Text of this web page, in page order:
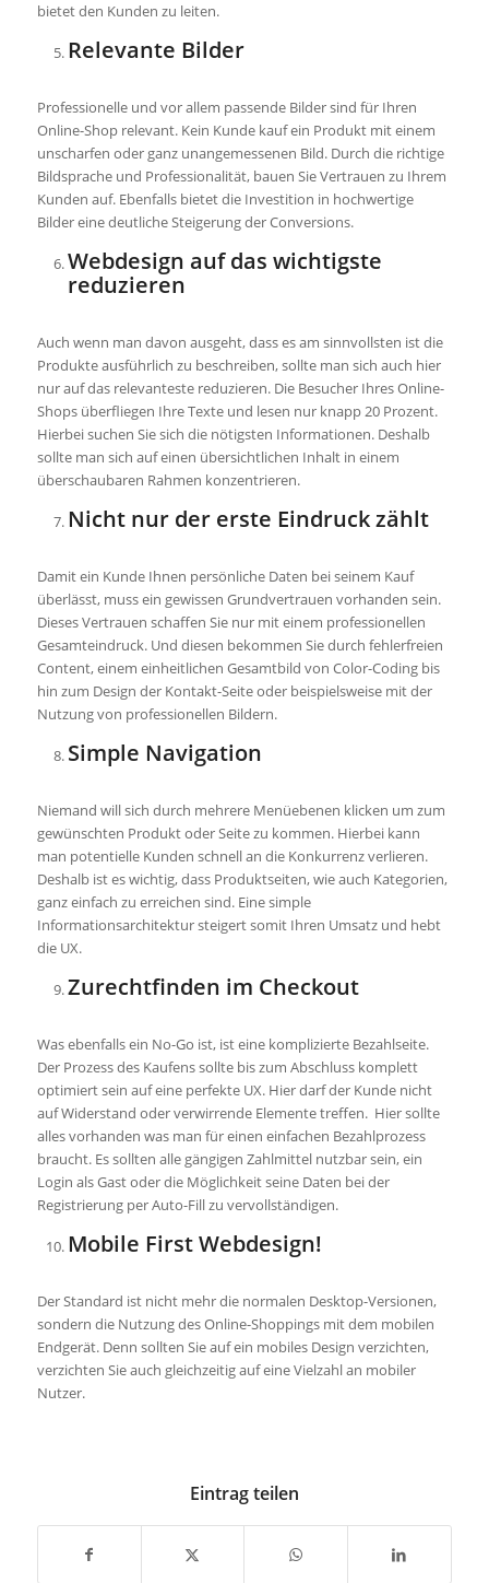
bietet den Kunden zu leiten.
Relevante Bilder
Professionelle und vor allem passende Bilder sind für Ihren
Online-Shop relevant. Kein Kunde kauf ein Produkt mit einem
unscharfen oder ganz unangemessenen Bild. Durch die richtige
Bildsprache und Professionalität, bauen Sie Vertrauen zu Ihrem
Kunden auf. Ebenfalls bietet die Investition in hochwertige
Bilder eine deutliche Steigerung der Conversions.
Webdesign auf das wichtigste
reduzieren
Auch wenn man davon ausgeht, dass es am sinnvollsten ist die
Produkte ausführlich zu beschreiben, sollte man sich auch hier
nur auf das relevanteste reduzieren. Die Besucher Ihres Online-
Shops überfliegen Ihre Texte und lesen nur knapp 20 Prozent.
Hierbei suchen Sie sich die nötigsten Informationen. Deshalb
sollte man sich auf einen übersichtlichen Inhalt in einem
überschaubaren Rahmen konzentrieren.
Nicht nur der erste Eindruck zählt
Damit ein Kunde Ihnen persönliche Daten bei seinem Kauf
überlässt, muss ein gewissen Grundvertrauen vorhanden sein.
Dieses Vertrauen schaffen Sie nur mit einem professionellen
Gesamteindruck. Und diesen bekommen Sie durch fehlerfreien
Content, einem einheitlichen Gesamtbild von Color-Coding bis
hin zum Design der Kontakt-Seite oder beispielsweise mit der
Nutzung von professionellen Bildern.
Simple Navigation
Niemand will sich durch mehrere Menüebenen klicken um zum
gewünschten Produkt oder Seite zu kommen. Hierbei kann
man potentielle Kunden schnell an die Konkurrenz verlieren.
Deshalb ist es wichtig, dass Produktseiten, wie auch Kategorien,
ganz einfach zu erreichen sind. Eine simple
Informationsarchitektur steigert somit Ihren Umsatz und hebt
die UX.
Zurechtfinden im Checkout
Was ebenfalls ein No-Go ist, ist eine komplizierte Bezahlseite.
Der Prozess des Kaufens sollte bis zum Abschluss komplett
optimiert sein auf eine perfekte UX. Hier darf der Kunde nicht
auf Widerstand oder verwirrende Elemente treffen. Hier sollte
alles vorhanden was man für einen einfachen Bezahlprozess
braucht. Es sollten alle gängigen Zahlmittel nutzbar sein, ein
Login als Gast oder die Möglichkeit seine Daten bei der
Registrierung per Auto-Fill zu vervollständigen.
Mobile First Webdesign!
Der Standard ist nicht mehr die normalen Desktop-Versionen,
sondern die Nutzung des Online-Shoppings mit dem mobilen
Endgerät. Denn sollten Sie auf ein mobiles Design verzichten,
verzichten Sie auch gleichzeitig auf eine Vielzahl an mobiler
Nutzer.
Eintrag teilen